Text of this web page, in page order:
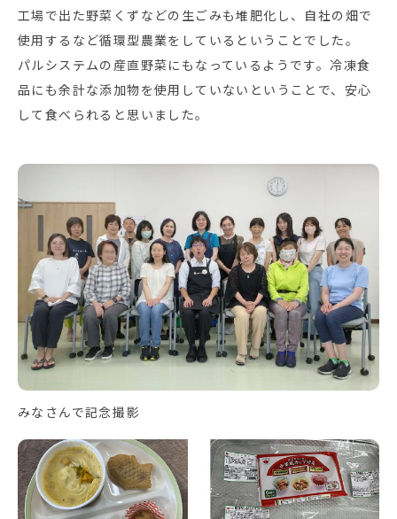
工場で出た野菜くずなどの生ごみも堆肥化し、自社の畑で
使用するなど循環型農業をしているということでした。
パルシステムの産直野菜にもなっているようです。冷凍食
品にも余計な添加物を使用していないということで、安心
して食べられると思いました。
みなさんで記念撮影